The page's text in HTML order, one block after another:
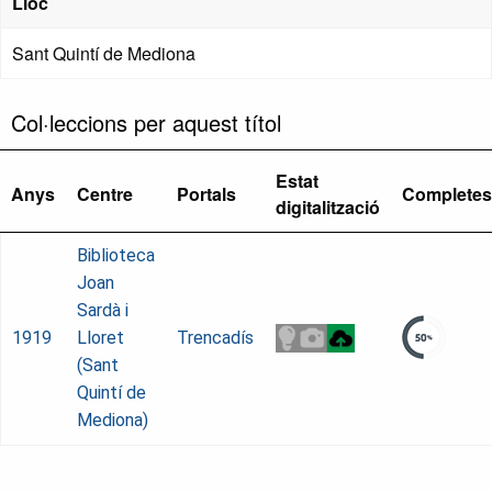
Sant Quintí de Mediona
Col·leccions per aquest títol
Anys Centre Portals
Estat
digitalització
1919
Biblioteca
Joan
Sardà i
Lloret
(Sant
Quintí de
Mediona)
Trencadís